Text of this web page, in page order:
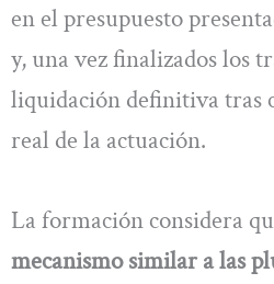
en el presupuesto
y, una vez finalizados los
liquidación definitiva tras
real de la actuación.
La formación considera
mecanismo similar a las